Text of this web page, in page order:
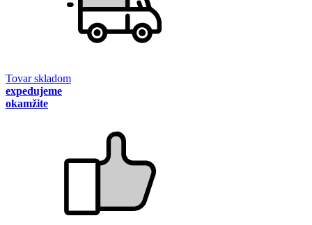
Tovar skladom
expedujeme
okamžite